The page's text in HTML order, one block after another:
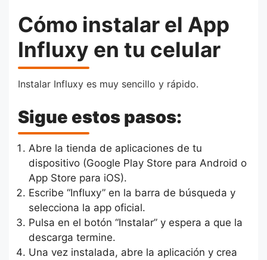
Cómo instalar el App
Influxy en tu celular
Instalar Influxy es muy sencillo y rápido.
Sigue estos pasos:
Abre la tienda de aplicaciones de tu
dispositivo (Google Play Store para Android o
App Store para iOS).
Escribe “Influxy” en la barra de búsqueda y
selecciona la app oficial.
Pulsa en el botón “Instalar” y espera a que la
descarga termine.
Una vez instalada, abre la aplicación y crea